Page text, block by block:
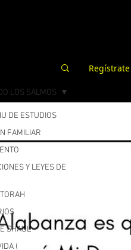
Regístrate
DE ESTUDIOS
FAMILIAR
Y LEYES DE
SHAUL
(
LOS SALMOS